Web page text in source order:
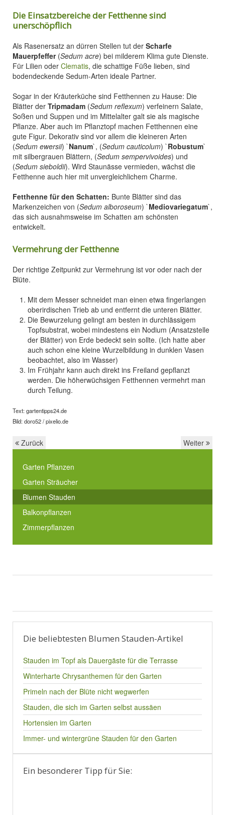
Die Einsatzbereiche der Fetthenne sind
unerschöpflich
Als Rasenersatz an dürren Stellen tut der Scharfe
Mauerpfeffer(Sedum acre) bei milderem Klima gute Dienste.
Für Lilien oder Clematis, die schattige Füße lieben, sind
bodendeckende Sedum-Arten ideale Partner.
Sogar in der Kräuterküche sind Fetthennen zu Hause: Die
Blätter der Tripmadam (Sedum reflexum) verfeinern Salate,
Soßen und Suppen und im Mittelalter galt sie als magische
Pflanze. Aber auch im Pflanztopf machen Fetthennen eine
gute Figur. Dekorativ sind vor allem die kleineren Arten
(Sedum ewersii) `Nanum`, (Sedum cauticolum) `Robustum`
mit silbergrauen Blättern, (Sedum sempervivoides) und
(Sedum sieboldii). Wird Staunässe vermieden, wächst die
Fetthenne auch hier mit unvergleichlichem Charme.
Fetthenne für den Schatten: Bunte Blätter sind das
Markenzeichen von (Sedum alboroseum) `Mediovariegatum`,
das sich ausnahmsweise im Schatten am schönsten
entwickelt.
Vermehrung der Fetthenne
Der richtige Zeitpunkt zur Vermehrung ist vor oder nach der
Blüte.
Mit dem Messer schneidet man einen etwa fingerlangen
oberirdischen Trieb ab und entfernt die unteren Blätter.
Die Bewurzelung gelingt am besten in durchlässigem
Topfsubstrat, wobei mindestens ein Nodium (Ansatzstelle
der Blätter) von Erde bedeckt sein sollte. (Ich hatte aber
auch schon eine kleine Wurzelbildung in dunklen Vasen
beobachtet, also im Wasser)
Im Frühjahr kann auch direkt ins Freiland gepflanzt
werden. Die höherwüchsigen Fetthennen vermehrt man
durch Teilung.
Text: gartentipps24.de
Bild: doro52 / pixelio.de
Zurück Weiter
Garten Pflanzen
Garten Sträucher
Blumen Stauden
Balkonpflanzen
Zimmerpflanzen
Die beliebtesten Blumen Stauden-Artikel
Stauden im Topf als Dauergäste für die Terrasse
Winterharte Chrysanthemen für den Garten
Primeln nach der Blüte nicht wegwerfen
Stauden, die sich im Garten selbst aussäen
Hortensien im Garten
Immer- und wintergrüne Stauden für den Garten
Ein besonderer Tipp für Sie: